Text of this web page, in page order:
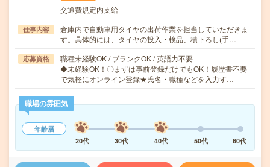
交通費規定内支給
仕事内容
倉庫内で自動車用タイヤの出荷作業を担当していただきま
す。具体的には、タイヤの投入・検品、積下ろし(手…
応募資格
職種未経験OK / ブランクOK / 英語力不要
◆未経験OK！〇まずは事前登録だけでもOK！履歴書不要
で気軽にオンライン登録★氏名・職種などを入力す…
職場の雰囲気
年齢層
20代
30代 40代 50代 60代